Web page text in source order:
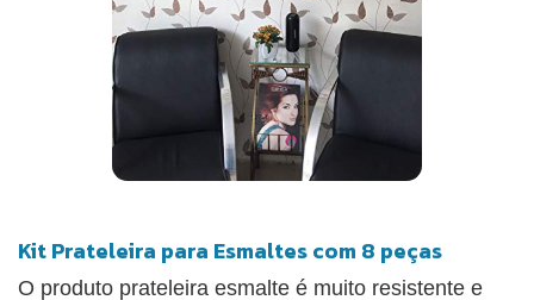
Kit Prateleira para Esmaltes com 8 peças
O produto prateleira esmalte é muito resistente e